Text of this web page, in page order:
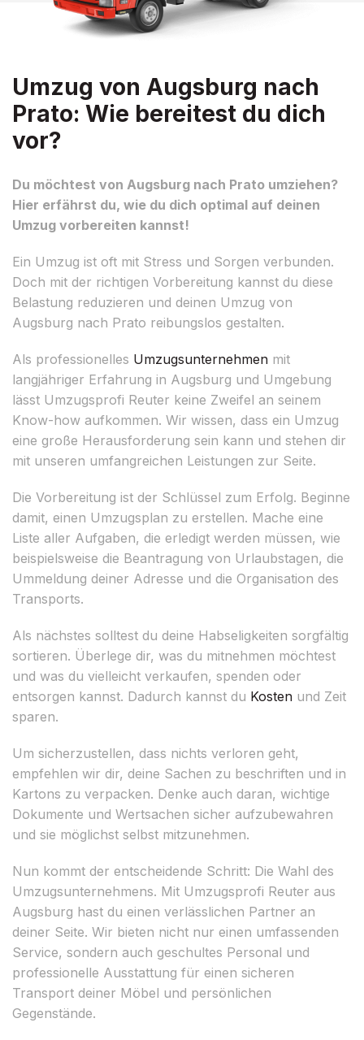
Umzug von Augsburg nach
Prato: Wie bereitest du dich
vor?
Du möchtest von Augsburg nach Prato umziehen?
Hier erfährst du, wie du dich optimal auf deinen
Umzug vorbereiten kannst!
Ein Umzug ist oft mit Stress und Sorgen verbunden.
Doch mit der richtigen Vorbereitung kannst du diese
Belastung reduzieren und deinen Umzug von
Augsburg nach Prato reibungslos gestalten.
Als professionelles Umzugsunternehmen mit
langjähriger Erfahrung in Augsburg und Umgebung
lässt Umzugsprofi Reuter keine Zweifel an seinem
Know-how aufkommen. Wir wissen, dass ein Umzug
eine große Herausforderung sein kann und stehen dir
mit unseren umfangreichen Leistungen zur Seite.
Die Vorbereitung ist der Schlüssel zum Erfolg. Beginne
damit, einen Umzugsplan zu erstellen. Mache eine
Liste aller Aufgaben, die erledigt werden müssen, wie
beispielsweise die Beantragung von Urlaubstagen, die
Ummeldung deiner Adresse und die Organisation des
Transports.
Als nächstes solltest du deine Habseligkeiten sorgfältig
sortieren. Überlege dir, was du mitnehmen möchtest
und was du vielleicht verkaufen, spenden oder
entsorgen kannst. Dadurch kannst du Kosten und Zeit
sparen.
Um sicherzustellen, dass nichts verloren geht,
empfehlen wir dir, deine Sachen zu beschriften und in
Kartons zu verpacken. Denke auch daran, wichtige
Dokumente und Wertsachen sicher aufzubewahren
und sie möglichst selbst mitzunehmen.
Nun kommt der entscheidende Schritt: Die Wahl des
Umzugsunternehmens. Mit Umzugsprofi Reuter aus
Augsburg hast du einen verlässlichen Partner an
deiner Seite. Wir bieten nicht nur einen umfassenden
Service, sondern auch geschultes Personal und
professionelle Ausstattung für einen sicheren
Transport deiner Möbel und persönlichen
Gegenstände.